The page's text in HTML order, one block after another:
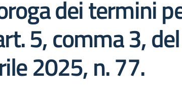
dei termini
5, comma 3,
2025, n. 77.